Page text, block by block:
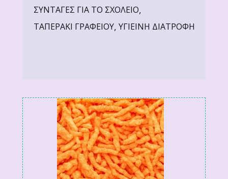
ΣΥΝΤΑΓΕΣ ΓΙΑ ΤΟ ΣΧΟΛΕΙΟ,
ΤΑΠΕΡΑΚΙ ΓΡΑΦΕΙΟΥ, ΥΓΙΕΙΝΗ ΔΙΑΤΡΟΦΗ